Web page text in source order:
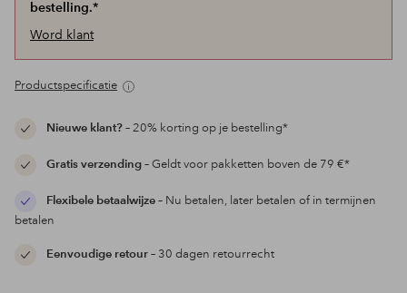
bestelling.*
Word klant
Productspecificatie
Nieuwe klant?– 20% korting op je bestelling*
Gratis verzending– Geldt voor pakketten boven de 79 €*
Flexibele betaalwijze– Nu betalen, later betalen of in termijnen
betalen
Eenvoudige retour– 30 dagen retourrecht